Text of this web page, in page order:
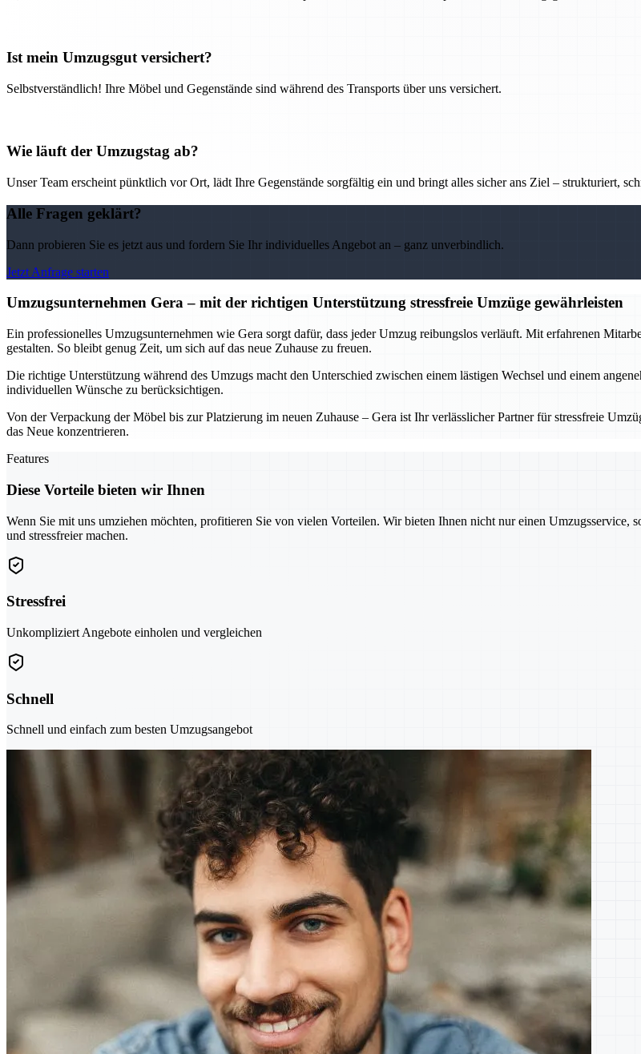
Ist mein Umzugsgut versichert?
Selbstverständlich! Ihre Möbel und Gegenstände sind während des Transports über uns versichert.
Wie läuft der Umzugstag ab?
Unser Team erscheint pünktlich vor Ort, lädt Ihre Gegenstände sorgfältig ein und bringt alles sicher ans Ziel – strukturiert,
Alle Fragen geklärt?
Dann probieren Sie es jetzt aus und fordern Sie Ihr individuelles Angebot an – ganz unverbindlich.
Jetzt Anfrage starten
Umzugsunternehmen Gera – mit der richtigen Unterstützung stressfreie Umzüge gewährleisten
Ein professionelles Umzugsunternehmen wie Gera sorgt dafür, dass jeder Umzug reibungslos verläuft. Mit erfahrenen
gestalten. So bleibt genug Zeit, um sich auf das neue Zuhause zu freuen.
Die richtige Unterstützung während des Umzugs macht den Unterschied zwischen einem lästigen Wechsel und einem
individuellen Wünsche zu berücksichtigen.
Von der Verpackung der Möbel bis zur Platzierung im neuen Zuhause – Gera ist Ihr verlässlicher Partner für stressfreie
das Neue konzentrieren.
Features
Diese Vorteile bieten wir Ihnen
Wenn Sie mit uns umziehen möchten, profitieren Sie von vielen Vorteilen. Wir bieten Ihnen nicht nur einen
und stressfreier machen.
Stressfrei
Unkompliziert Angebote einholen und vergleichen
Schnell
Schnell und einfach zum besten Umzugsangebot